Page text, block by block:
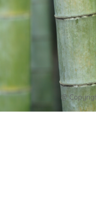
Psycho, Coaching 20
en début d’année
@